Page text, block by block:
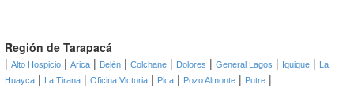
Región de Tarapacá
| Alto Hospicio | Arica | Belén | Colchane | Dolores | General Lagos | Iquique |
La
Huayca | La Tirana | Oficina Victoria | Pica | Pozo Almonte | Putre |